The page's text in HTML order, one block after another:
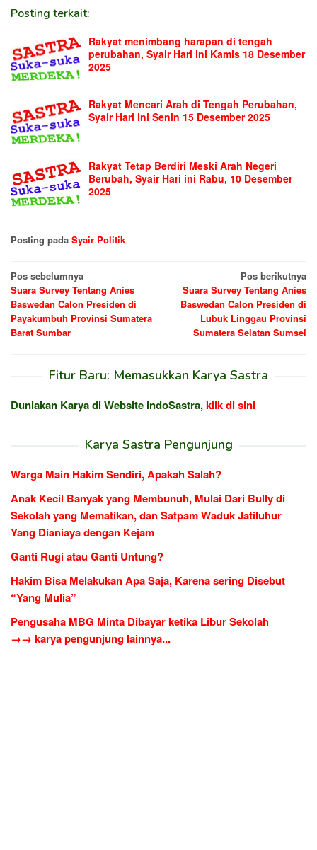
Posting terkait:
Rakyat menimbang harapan di tengah
perubahan, Syair Hari ini Kamis 18 Desember
2025
Rakyat Mencari Arah di Tengah Perubahan,
Syair Hari ini Senin 15 Desember 2025
Rakyat Tetap Berdiri Meski Arah Negeri
Berubah, Syair Hari ini Rabu, 10 Desember
2025
Posting pada Syair Politik
Navigasi
pos
Pos sebelumnya
Suara Survey Tentang Anies
Baswedan Calon Presiden di
Payakumbuh Provinsi Sumatera
Barat Sumbar
Pos berikutnya
Suara Survey Tentang Anies
Baswedan Calon Presiden di
Lubuk Linggau Provinsi
Sumatera Selatan Sumsel
Fitur Baru: Memasukkan Karya Sastra
Duniakan Karya di Website indoSastra,klik di sini
Karya Sastra Pengunjung
Warga Main Hakim Sendiri, Apakah Salah?
Anak Kecil Banyak yang Membunuh, Mulai Dari Bully di
Sekolah yang Mematikan, dan Satpam Waduk Jatiluhur
Yang Dianiaya dengan Kejam
Ganti Rugi atau Ganti Untung?
Hakim Bisa Melakukan Apa Saja, Karena sering Disebut
“Yang Mulia”
Pengusaha MBG Minta Dibayar ketika Libur Sekolah
→→ karya pengunjung lainnya...